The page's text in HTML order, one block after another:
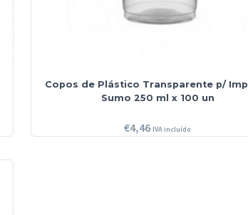
Copos de Plástico Transparente p/
Sumo 250 ml x 100 un
€4,46 IVA incluído